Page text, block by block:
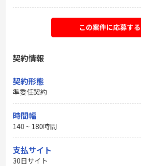
この案件に応募する
契約情報
契約形態
準委任契約
時間幅
140 ~ 180時間
支払サイト
30日サイト